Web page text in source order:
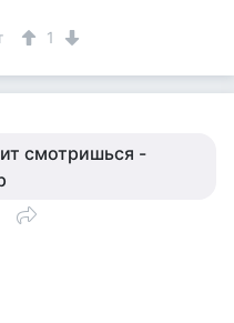
1
смотришься -